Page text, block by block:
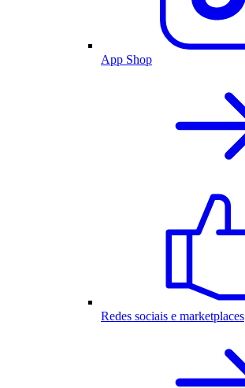
App Shop
Redes sociais e marketplaces